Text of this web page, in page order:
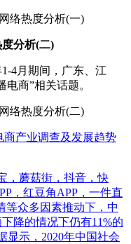
分析(二)
4月期间，广东、江
商”相关话题。
商产业调查及发展趋势
，蘑菇街，抖音，快
，红豆角APP，一件直
等众多因素推动下，中
降的情况下仍有11%的
显示，2020年中国社会